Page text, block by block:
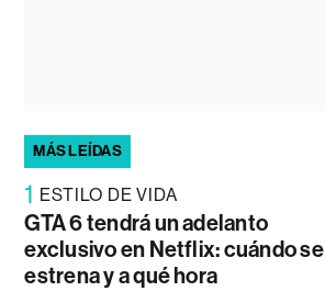
MÁS LEÍDAS
1 ESTILO DE VIDA
GTA 6 tendrá un adelanto
exclusivo en Netflix: cuándo se
estrena y a qué hora